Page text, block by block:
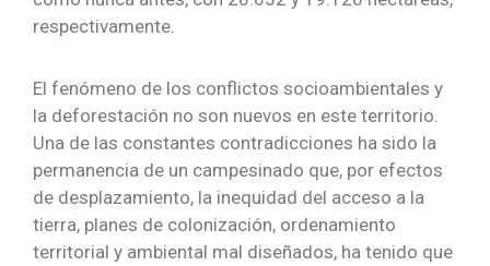
respectivamente.
El fenómeno de los conflictos socioambientales y
la deforestación no son nuevos en este territorio.
Una de las constantes contradicciones ha sido la
permanencia de un campesinado que, por efectos
de desplazamiento, la inequidad del acceso a la
tierra, planes de colonización, ordenamiento
territorial y ambiental mal diseñados, ha tenido que